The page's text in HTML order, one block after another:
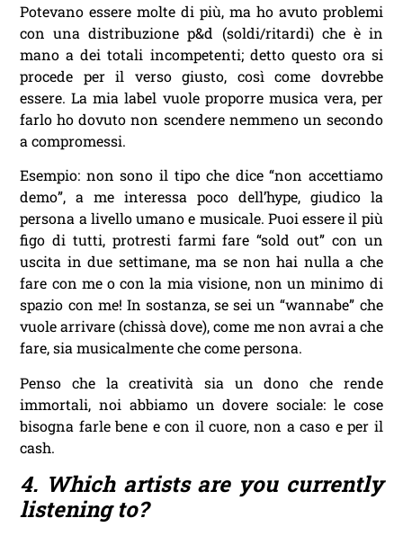
Potevano essere molte di più, ma ho avuto problemi
con una distribuzione p&d (soldi/ritardi) che è in
mano a dei totali incompetenti; detto questo ora si
procede per il verso giusto, così come dovrebbe
essere. La mia label vuole proporre musica vera, per
farlo ho dovuto non scendere nemmeno un secondo
a compromessi.
Esempio: non sono il tipo che dice “non accettiamo
demo”, a me interessa poco dell’hype, giudico la
persona a livello umano e musicale. Puoi essere il più
figo di tutti, protresti farmi fare “sold out” con un
uscita in due settimane, ma se non hai nulla a che
fare con me o con la mia visione, non un minimo di
spazio con me! In sostanza, se sei un “wannabe” che
vuole arrivare (chissà dove), come me non avrai a che
fare, sia musicalmente che come persona.
Penso che la creatività sia un dono che rende
immortali, noi abbiamo un dovere sociale: le cose
bisogna farle bene e con il cuore, non a caso e per il
cash.
4. Which artists are you currently
listening to?